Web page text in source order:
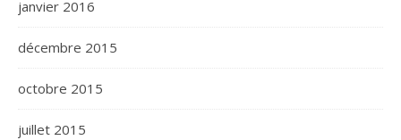
janvier 2016
décembre 2015
octobre 2015
juillet 2015